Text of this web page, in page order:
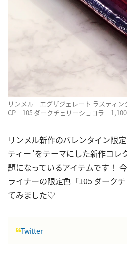
リンメル エグザジェレート ラスティン
CP 105 ダークチェリーショコラ
リンメル新作のバレンタイン限
ティー"をテーマにした新作コレ
題になっているアイテムです！
ライナーの限定色「105 ダーク
てみました♡
Twitter